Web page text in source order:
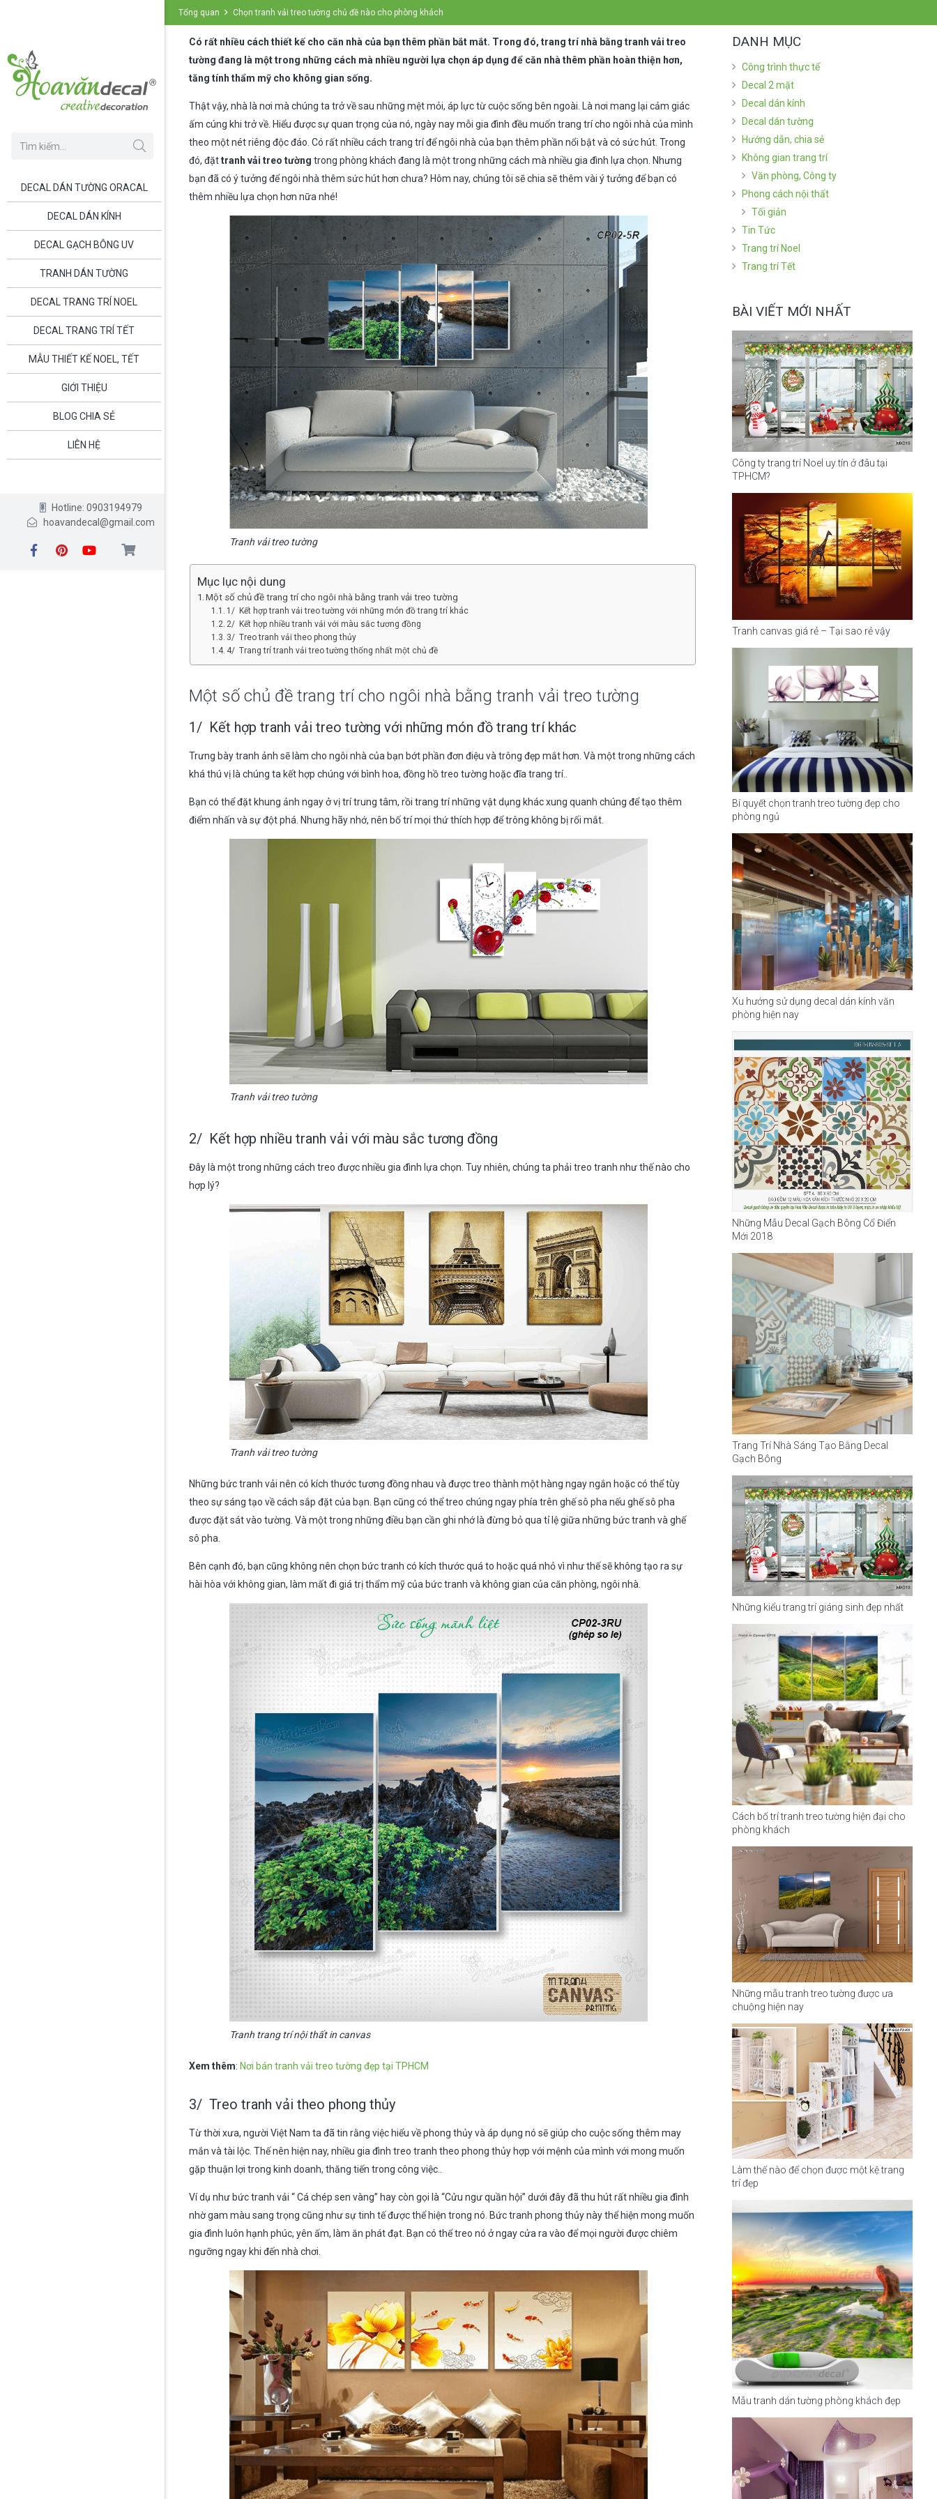
DECAL DÁN TƯỜNG ORACAL
DECAL DÁN KÍNH
DECAL GẠCH BÔNG UV
TRANH DÁN TƯỜNG
DECAL TRANG TRÍ NOEL
DECAL TRANG TRÍ TẾT
MẪU THIẾT KẾ NOEL, TẾT
GIỚI THIỆU
BLOG CHIA SẺ
LIÊN HỆ
Hotline: 0903194979
hoavandecal@gmail.com
Tổng quan Chọn tranh vải treo tường chủ đề nào cho phòng khách
Có rất nhiều cách thiết kế cho căn nhà của bạn thêm phần bắt mắt. Trong đó, trang trí nhà bằng tranh vải treo
tường đang là một trong những cách mà nhiều người lựa chọn áp dụng để căn nhà thêm phần hoàn thiện hơn,
tăng tính thẩm mỹ cho không gian sống.
Thật vậy, nhà là nơi mà chúng ta trở về sau những mệt mỏi, áp lực từ cuộc sống bên ngoài. Là nơi mang lại cảm giác
ấm cúng khi trở về. Hiểu được sự quan trọng của nó, ngày nay mỗi gia đình đều muốn trang trí cho ngôi nhà của mình
theo một nét riêng độc đáo. Có rất nhiều cách trang trí để ngôi nhà của bạn thêm phần nổi bật và có sức hút. Trong
đó, đặttranh vải treo tường trong phòng khách đang là một trong những cách mà nhiều gia đình lựa chọn. Nhưng
bạn đã có ý tưởng để ngôi nhà thêm sức hút hơn chưa? Hôm nay, chúng tôi sẽ chia sẽ thêm vài ý tưởng để bạn có
thêm nhiều lựa chọn hơn nữa nhé!
Tranh vải treo tường
Mục lục nội dung
Một số chủ đề trang trí cho ngôi nhà bằng tranh vải treo tường
1/ Kết hợp tranh vải treo tường với những món đồ trang trí khác
2/ Kết hợp nhiều tranh vải với màu sắc tương đồng
3/ Treo tranh vải theo phong thủy
4/ Trang trí tranh vải treo tường thống nhất một chủ đề
Một số chủ đề trang trí cho ngôi nhà bằng tranh vải treo tường
1/ Kết hợp tranh vải treo tường với những món đồ trang trí khác
Trưng bày tranh ảnh sẽ làm cho ngôi nhà của bạn bớt phần đơn điệu và trông đẹp mắt hơn. Và một trong những cách
khá thú vị là chúng ta kết hợp chúng với bình hoa, đồng hồ treo tường hoặc đĩa trang trí..
Bạn có thể đặt khung ảnh ngay ở vị trí trung tâm, rồi trang trí những vật dụng khác xung quanh chúng để tạo thêm
điểm nhấn và sự đột phá. Nhưng hãy nhớ, nên bố trí mọi thứ thích hợp để trông không bị rối mắt.
Tranh vải treo tường
2/ Kết hợp nhiều tranh vải với màu sắc tương đồng
Đây là một trong những cách treo được nhiều gia đình lựa chọn. Tuy nhiên, chúng ta phải treo tranh như thế nào cho
hợp lý?
Tranh vải treo tường
Những bức tranh vải nên có kích thước tương đồng nhau và được treo thành một hàng ngay ngắn hoặc có thể tùy
theo sự sáng tạo về cách sắp đặt của bạn. Bạn cũng có thể treo chúng ngay phía trên ghế sô pha nếu ghế sô pha
được đặt sát vào tường. Và một trong những điều bạn cần ghi nhớ là đừng bỏ qua tỉ lệ giữa những bức tranh và ghế
sô pha.
Bên cạnh đó, bạn cũng không nên chọn bức tranh có kích thước quá to hoặc quá nhỏ vì như thế sẽ không tạo ra sự
hài hòa với không gian, làm mất đi giá trị thẩm mỹ của bức tranh và không gian của căn phòng, ngôi nhà.
Tranh trang trí nội thất in canvas
Xem thêm: Nơi bán tranh vải treo tường đẹp tại TPHCM
3/ Treo tranh vải theo phong thủy
Từ thời xưa, người Việt Nam ta đã tin rằng việc hiểu về phong thủy và áp dụng nó sẽ giúp cho cuộc sống thêm may
mắn và tài lộc. Thế nên hiện nay, nhiều gia đình treo tranh theo phong thủy hợp với mệnh của mình với mong muốn
gặp thuận lợi trong kinh doanh, thăng tiến trong công việc..
Ví dụ như bức tranh vải “ Cá chép sen vàng” hay còn gọi là “Cửu ngư quần hội” dưới đây đã thu hút rất nhiều gia đình
nhờ gam màu sang trọng cũng như sự tinh tế được thể hiện trong nó. Bức tranh phong thủy này thể hiện mong muốn
gia đình luôn hạnh phúc, yên ấm, làm ăn phát đạt. Bạn có thể treo nó ở ngay cửa ra vào để mọi người được chiêm
ngưỡng ngay khi đến nhà chơi.
DANH MỤC
Công trình thực tế
Decal 2 mặt
Decal dán kính
Decal dán tường
Hướng dẫn, chia sẻ
Không gian trang trí
Văn phòng, Công ty
Phong cách nội thất
Tối giản
Tin Tức
Trang trí Noel
Trang trí Tết
BÀI VIẾT MỚI NHẤT
Công ty trang trí Noel uy tín ở đâu tại
TPHCM?
Tranh canvas giá rẻ – Tại sao rẻ vậy
Bí quyết chọn tranh treo tường đẹp cho
phòng ngủ
Xu hướng sử dụng decal dán kính văn
phòng hiện nay
Những Mẫu Decal Gạch Bông Cổ Điển
Mới 2018
Trang Trí Nhà Sáng Tạo Bằng Decal
Gạch Bông
Những kiểu trang trí giáng sinh đẹp nhất
Cách bố trí tranh treo tường hiện đại cho
phòng khách
Những mẫu tranh treo tường được ưa
chuộng hiện nay
Làm thế nào để chọn được một kệ trang
trí đẹp
Mẫu tranh dán tường phòng khách đẹp